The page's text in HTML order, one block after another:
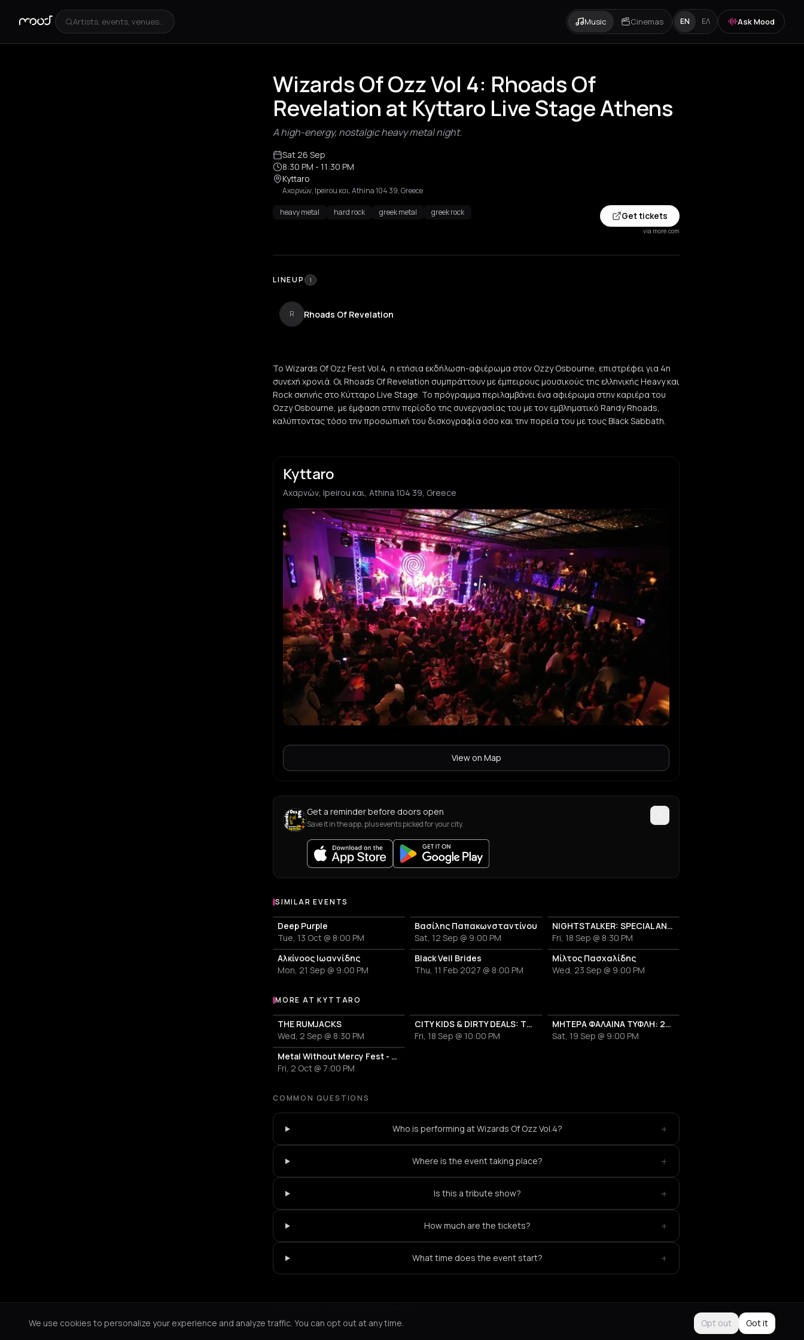
Artists, events, venues... Music Cinemas EN ΕΛ Ask Mood
Wizards Of Ozz Vol 4: Rhoads Of
Revelation at Kyttaro Live Stage Athens
A high-energy, nostalgic heavy metal night.
Sat 26 Sep
8:30 PM - 11:30 PM
Kyttaro
Αχαρνών, Ipeirou και, Athina 104 39, Greece
heavy metal hard rock greek metal greek rock Get tickets
via more.com
LINEUP 1
R Rhoads Of Revelation
Το Wizards Of Ozz Fest Vol.4, η ετήσια εκδήλωση-αφιέρωμα στον Ozzy Osbourne, επιστρέφει για 4η
συνεχή χρονιά. Οι Rhoads Of Revelation συμπράττουν με έμπειρους μουσικούς της ελληνικής Heavy και
Rock σκηνής στο Κύτταρο Live Stage. Το πρόγραμμα περιλαμβάνει ένα αφιέρωμα στην καριέρα του
Ozzy Osbourne, με έμφαση στην περίοδο της συνεργασίας του με τον εμβληματικό Randy Rhoads,
καλύπτοντας τόσο την προσωπική του δισκογραφία όσο και την πορεία του με τους Black Sabbath.
Kyttaro
Αχαρνών, Ipeirou και, Athina 104 39, Greece
View on Map
Get a reminder before doors open
Save it in the app, plus events picked for your city.
SIMILAR EVENTS
Deep Purple
Tue, 13 Oct @ 8:00 PM
Βασίλης Παπακωνσταντίνου
Sat, 12 Sep @ 9:00 PM
NIGHTSTALKER: SPECIAL ANNIVERSARY SHOW - 30 YEARS FROM THE RELEASE OF THE ALBUM "USE"
Fri, 18 Sep @ 8:30 PM
Αλκίνοος Ιωαννίδης
Mon, 21 Sep @ 9:00 PM
Black Veil Brides
Thu, 11 Feb 2027 @ 8:00 PM
Μίλτος Πασχαλίδης
Wed, 23 Sep @ 9:00 PM
More events at Kyttaro
MORE AT KYTTARO
THE RUMJACKS
Wed, 2 Sep @ 8:30 PM
CITY KIDS & DIRTY DEALS: The MOTORHEAD & AC/DC Tribute
Fri, 18 Sep @ 10:00 PM
ΜΗΤΕΡΑ ΦΑΛΑΙΝΑ ΤΥΦΛΗ: 20 ΧΡΟΝΙΑ ΑΝΑΔΥΣΕΙΣ
Sat, 19 Sep @ 9:00 PM
Metal Without Mercy Fest - Day 1
Fri, 2 Oct @ 7:00 PM
COMMON QUESTIONS
Who is performing at Wizards Of Ozz Vol.4? +
Where is the event taking place? +
Is this a tribute show? +
How much are the tickets? +
What time does the event start? +
We use cookies to personalize your experience and analyze traffic. You can opt out at any time.
Opt out Got it